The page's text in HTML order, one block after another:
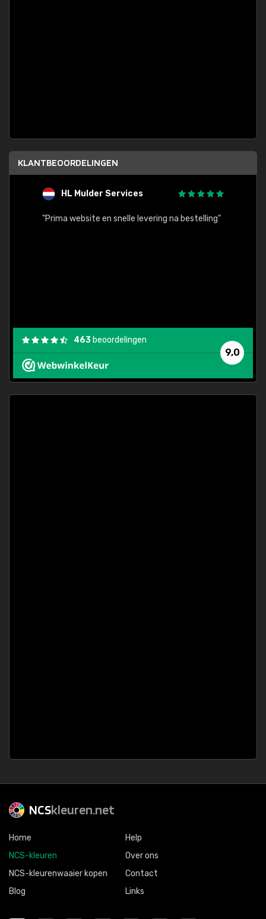
KLANTBEOORDELINGEN
HL Mulder Services
"Prima website en snelle levering na bestelling"
9,0
463 beoordelingen
NCSkleuren.net
Home
NCS-kleuren
NCS-kleurenwaaier kopen
Blog
Help
Over ons
Contact
Links